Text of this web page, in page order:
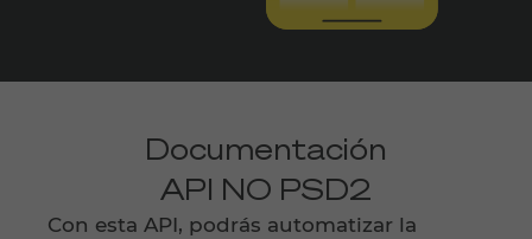
Documentación
API NO PSD2
Con esta API, podrás automatizar la